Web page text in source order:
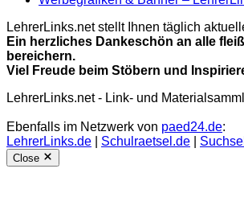
LehrerLinks.net stellt Ihnen täglich
Ein herzliches Dankeschön an alle
bereichern.
Viel Freude beim Stöbern und
LehrerLinks.net - Link- und
Ebenfalls im Netzwerk von paed24.de:
LehrerLinks.de
Schulraetsel.de
Close